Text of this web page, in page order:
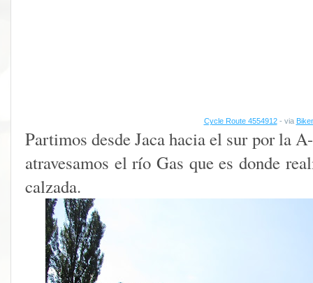
Cycle Route 4554912- via
Partimos desde Jaca hacia el sur por la
atravesamos el río Gas que es donde
calzada.